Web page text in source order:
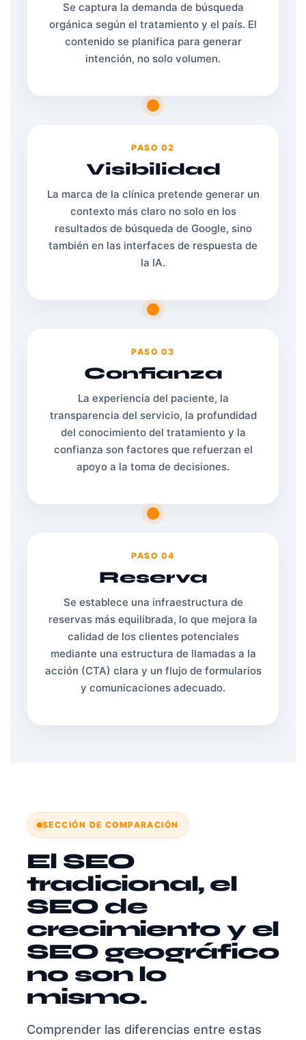
Se captura la demanda de búsqueda
orgánica según el tratamiento y el país. El
contenido se planifica para generar
intención, no solo volumen.
PASO 02
Visibilidad
La marca de la clínica pretende generar un
contexto más claro no solo en los
resultados de búsqueda de Google, sino
también en las interfaces de respuesta de
la IA.
PASO 03
Confianza
La experiencia del paciente, la
transparencia del servicio, la profundidad
del conocimiento del tratamiento y la
confianza son factores que refuerzan el
apoyo a la toma de decisiones.
PASO 04
Reserva
Se establece una infraestructura de
reservas más equilibrada, lo que mejora la
calidad de los clientes potenciales
mediante una estructura de llamadas a la
acción (CTA) clara y un flujo de formularios
y comunicaciones adecuado.
SECCIÓN DE COMPARACIÓN
El SEO
tradicional, el
SEO de
crecimiento y el
SEO geográfico
no son lo
mismo.
Comprender las diferencias entre estas